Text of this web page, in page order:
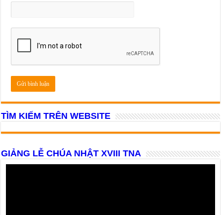
TÌM KIẾM TRÊN WEBSITE
GIẢNG LỄ CHÚA NHẬT XVIII TNA